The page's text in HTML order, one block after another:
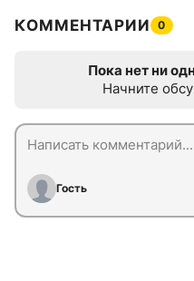
КОММЕНТАРИИ 0
Пока нет ни
Начните
Гость